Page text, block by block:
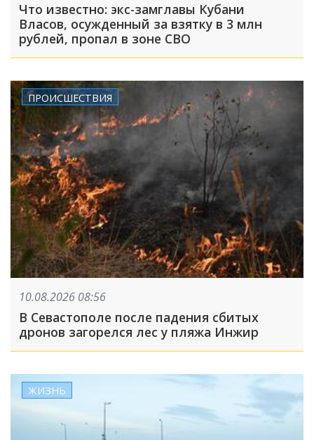
Что известно: экс-замглавы Кубани
Власов, осужденный за взятку в 3 млн
рублей, пропал в зоне СВО
ПРОИСШЕСТВИЯ
10.08.2026 08:56
В Севастополе после падения сбитых
дронов загорелся лес у пляжа Инжир
ЖИЗНЬ